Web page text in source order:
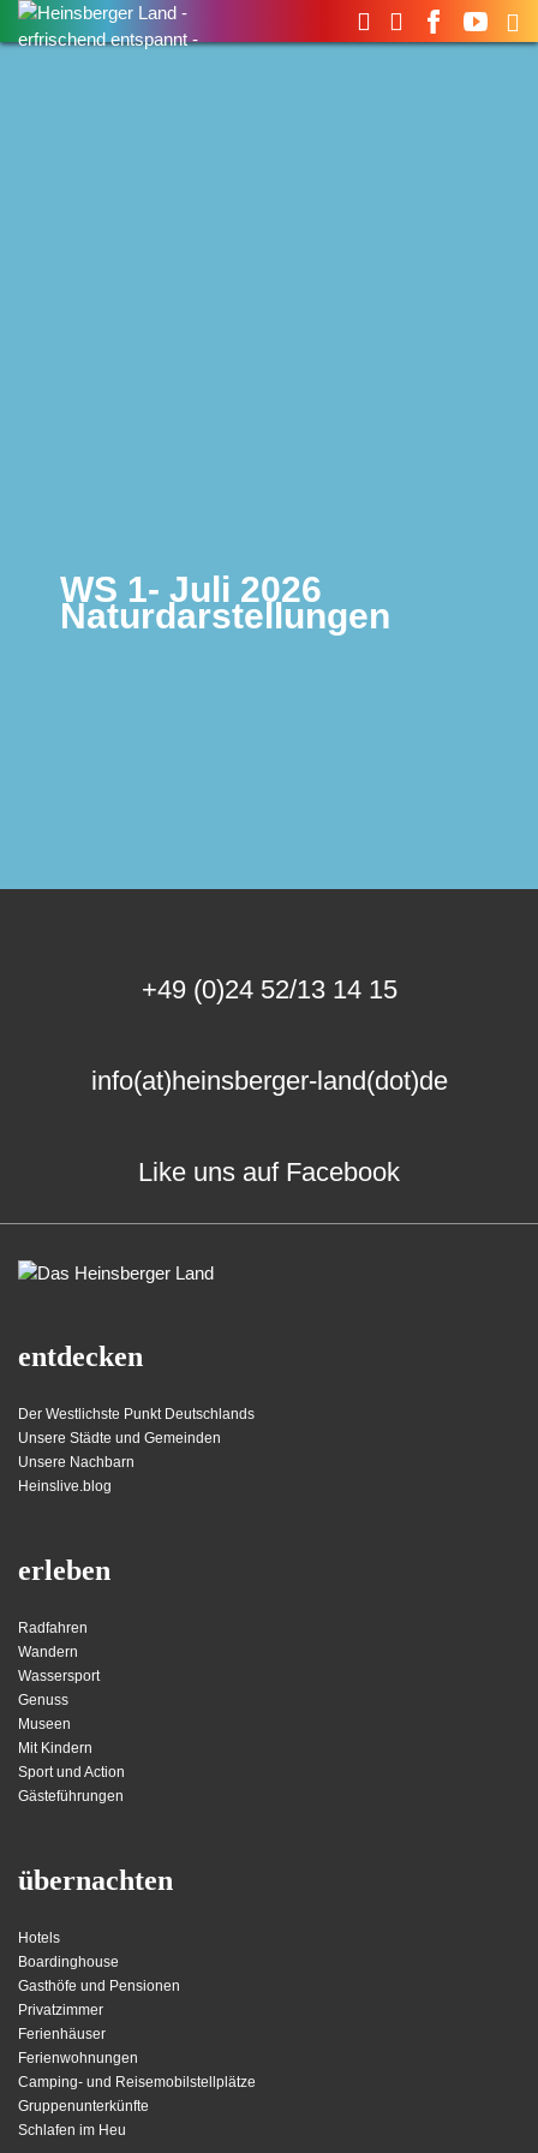
Suchen
nach:
WS 1- Juli 2026
Naturdarstellungen
+49 (0)24 52/13 14 15
info(at)heinsberger-land(dot)de
Like uns auf Facebook
entdecken
Der Westlichste Punkt Deutschlands
Unsere Städte und Gemeinden
Unsere Nachbarn
Heinslive.blog
erleben
Radfahren
Wandern
Wassersport
Genuss
Museen
Mit Kindern
Sport und Action
Gästeführungen
übernachten
Hotels
Boardinghouse
Gasthöfe und Pensionen
Privatzimmer
Ferienhäuser
Ferienwohnungen
Camping- und Reisemobilstellplätze
Gruppenunterkünfte
Schlafen im Heu